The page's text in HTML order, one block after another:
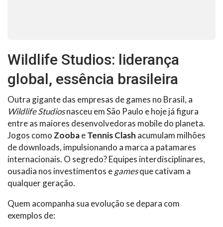
Wildlife Studios: liderança
global, essência brasileira
Outra gigante das empresas de games no Brasil, a
Wildlife Studiosnasceu em São Paulo e hoje já figura
entre as maiores desenvolvedoras mobile do planeta.
Jogos como ZoobaeTennis Clash acumulam milhões
de downloads, impulsionando a marca a patamares
internacionais. O segredo? Equipes interdisciplinares,
ousadia nos investimentos egamesque cativam a
qualquer geração.
Quem acompanha sua evolução se depara com
exemplos de: